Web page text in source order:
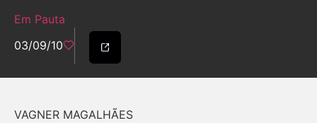
Em Pauta
03/09/10
VAGNER MAGALHÃES